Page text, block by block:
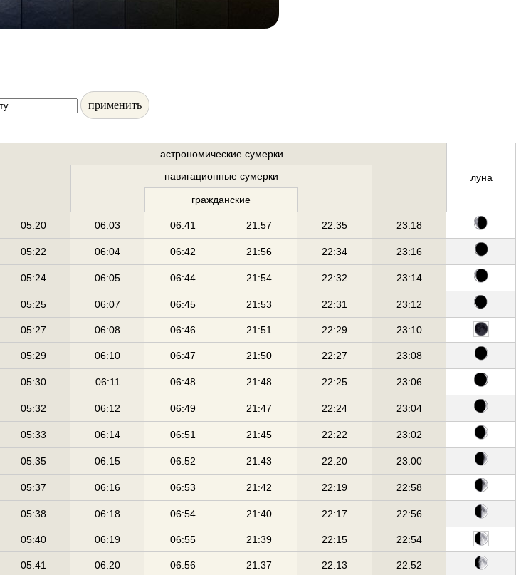
применить
астрономические сумерки
луна
навигационные сумерки
гражданские
05:20 06:03 06:41 21:57 22:35 23:18
05:22 06:04 06:42 21:56 22:34 23:16
05:24 06:05 06:44 21:54 22:32 23:14
05:25 06:07 06:45 21:53 22:31 23:12
05:27 06:08 06:46 21:51 22:29 23:10
05:29 06:10 06:47 21:50 22:27 23:08
05:30 06:11 06:48 21:48 22:25 23:06
05:32 06:12 06:49 21:47 22:24 23:04
05:33 06:14 06:51 21:45 22:22 23:02
05:35 06:15 06:52 21:43 22:20 23:00
05:37 06:16 06:53 21:42 22:19 22:58
05:38 06:18 06:54 21:40 22:17 22:56
05:40 06:19 06:55 21:39 22:15 22:54
05:41 06:20 06:56 21:37 22:13 22:52